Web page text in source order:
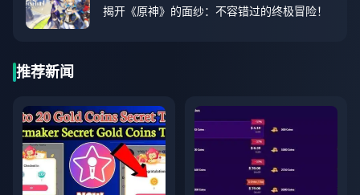
揭开《原神》的面纱：不容错过的终极冒险！
推荐新闻